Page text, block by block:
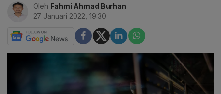
Oleh Fahmi Ahmad Burhan
27 Januari 2022, 19:30